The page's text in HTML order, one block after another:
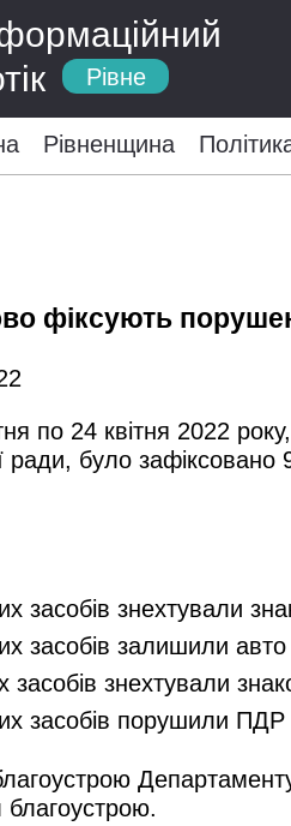
Рівне
Рівненщина
фіксують
по 24 квітня 2022
ради, було
засобів знехтували
засобів залишили
засобів знехтували
засобів порушили ПДР